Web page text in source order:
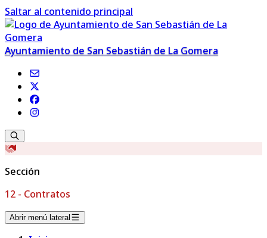
Saltar al contenido principal
Ayuntamiento de San Sebastián de La Gomera
Sección
12 - Contratos
Abrir menú lateral